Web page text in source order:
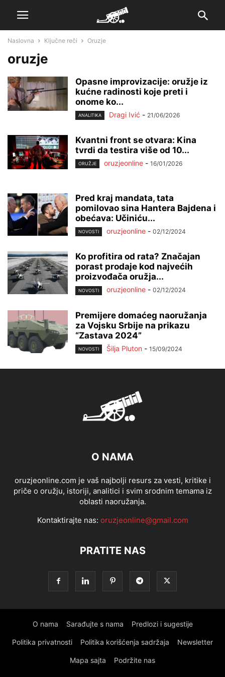
Naslovna Ključne reči Oruzje
oruzje
Opasne improvizacije: oružje iz
kućne radinosti koje preti i
onome ko...
ANALITIKA Dragi Ivić - 21/06/2026
Kvantni front se otvara: Kina
tvrdi da testira više od 10...
ORUŽJE oruzjeonline - 16/01/2026
Pred kraj mandata, tata
pomilovao sina Hantera Bajdena i
obećava: Učiniću...
NOVOSTI oruzjeonline - 02/12/2024
Ko profitira od rata? Značajan
porast prodaje kod najvećih
proizvođača oružja...
NOVOSTI oruzjeonline - 02/12/2024
Premijere domaćeg naoružanja
za Vojsku Srbije na prikazu
“Zastava 2024”
NOVOSTI Šilja Pluton - 15/09/2024
O NAMA
oruzjeonline.com je vaš najbolji resurs za vesti, kritike i
priče o oružju, istoriji, analitici i svim srodnim temama iz
oblasti naoružanja.
Kontaktirajte nas: oruzjeonline@gmail.com
PRATITE NAS
O nama Sarađujte s nama Predlozi i sugestije
Politika privatnosti Politika korišćenja sadržaja Newsletter
Mapa sajta Podržite nas